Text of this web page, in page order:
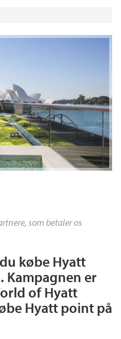
som betaler os
købe Hyatt
Kampagnen er
of Hyatt
Hyatt point på